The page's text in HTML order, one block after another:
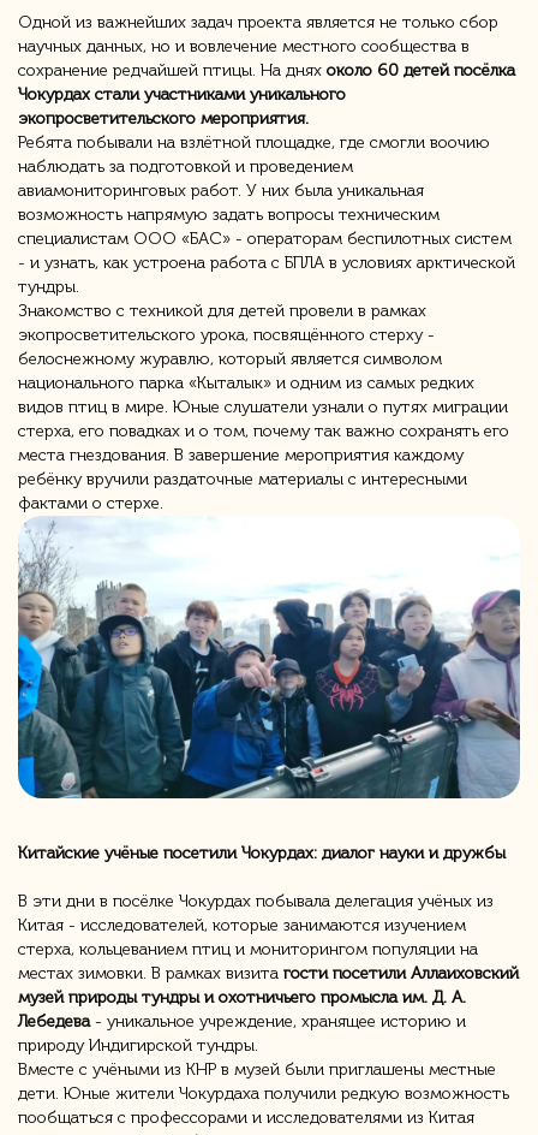
Одной из важнейших задач проекта является не только сбор
научных данных, но и вовлечение местного сообщества в
сохранение редчайшей птицы. На днях около 60 детей посёлка
Чокурдах стали участниками уникального
экопросветительского мероприятия.
Ребята побывали на взлётной площадке, где смогли воочию
наблюдать за подготовкой и проведением
авиамониторинговых работ. У них была уникальная
возможность напрямую задать вопросы техническим
специалистам ООО «БАС» - операторам беспилотных систем
- и узнать, как устроена работа с БПЛА в условиях арктической
тундры.
Знакомство с техникой для детей провели в рамках
экопросветительского урока, посвящённого стерху -
белоснежному журавлю, который является символом
национального парка «Кыталык» и одним из самых редких
видов птиц в мире. Юные слушатели узнали о путях миграции
стерха, его повадках и о том, почему так важно сохранять его
места гнездования. В завершение мероприятия каждому
ребёнку вручили раздаточные материалы с интересными
фактами о стерхе.
Китайские учёные посетили Чокурдах: диалог науки и дружбы
В эти дни в посёлке Чокурдах побывала делегация учёных из
Китая - исследователей, которые занимаются изучением
стерха, кольцеванием птиц и мониторингом популяции на
местах зимовки. В рамках визита гости посетили Аллаиховский
музей природы тундры и охотничьего промысла им. Д. А.
Лебедева- уникальное учреждение, хранящее историю и
природу Индигирской тундры.
Вместе с учёными из КНР в музей были приглашены местные
дети. Юные жители Чокурдаха получили редкую возможность
пообщаться с профессорами и исследователями из Китая